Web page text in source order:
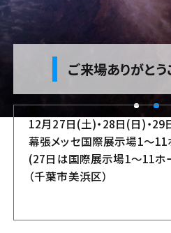
ご来場ありがとう
12月27日(土)・28日(日)・29
幕張メッセ国際展示場1～11
(27日は国際展示場1〜11ホ
（千葉市美浜区）